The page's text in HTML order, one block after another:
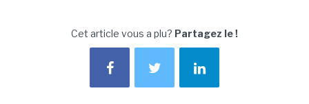
Cet article vous a plu? Partagez le !